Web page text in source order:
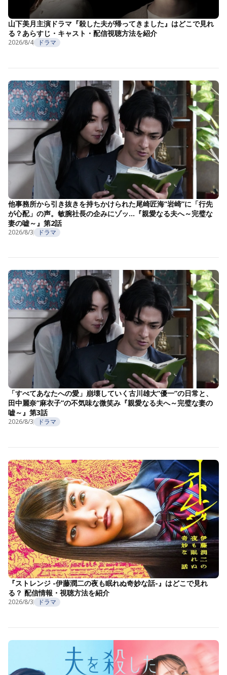
山下美月主演ドラマ『殺した夫が帰ってきました』はどこで見れ
る？あらすじ・キャスト・配信視聴方法を紹介
2026/8/4 ドラマ
他事務所から引き抜きを持ちかけられた尾崎匠海“岩崎”に「行先
が心配」の声。敏腕社長の企みにゾッ…『親愛なる夫へ～完璧な
妻の嘘～』第2話
2026/8/3 ドラマ
「すべてあなたへの愛」崩壊していく古川雄大“優一”の日常と、
田中麗奈“麻衣子”の不気味な微笑み『親愛なる夫へ～完璧な妻の
嘘～』第3話
2026/8/3 ドラマ
『ストレンジ -伊藤潤二の夜も眠れぬ奇妙な話-』はどこで見れ
る？ 配信情報・視聴方法を紹介
2026/8/3 ドラマ